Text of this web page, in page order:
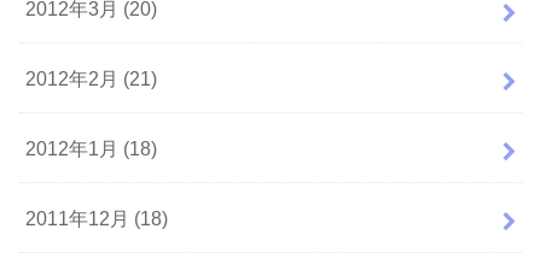
2012年3月 (20)
2012年2月 (21)
2012年1月 (18)
2011年12月 (18)